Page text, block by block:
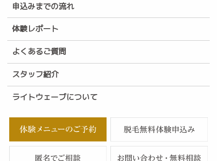
申込みまでの流れ
体験レポート
よくあるご質問
スタッフ紹介
ライトウェーブについて